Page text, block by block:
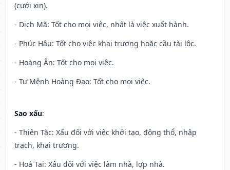
(cưới xin).
- Dịch Mã: Tốt cho mọi việc, nhất là việc xuất hành.
- Phúc Hậu: Tốt cho việc khai trương hoặc cầu tài lộc.
- Hoàng Ân: Tốt cho mọi việc.
- Tư Mệnh Hoàng Đạo: Tốt cho mọi việc.
Sao xấu:
- Thiên Tặc: Xấu đối với việc khởi tạo, động thổ, nhập
trạch, khai trương.
- Hoả Tai: Xấu đối với việc làm nhà, lợp nhà.